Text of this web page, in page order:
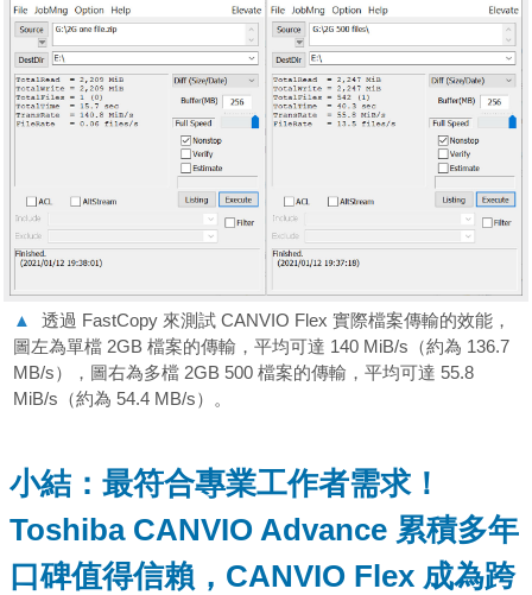
▲
透過 FastCopy 來測試 CANVIO Flex 實際檔案傳輸的效能，
圖左為單檔 2GB 檔案的傳輸，平均可達 140 MiB/s（約為 136.7
MB/s），圖右為多檔 2GB 500 檔案的傳輸，平均可達 55.8
MiB/s（約為 54.4 MB/s）。
小結：最符合專業工作者需求！
Toshiba CANVIO Advance 累積多年
口碑值得信賴，CANVIO Flex 成為跨